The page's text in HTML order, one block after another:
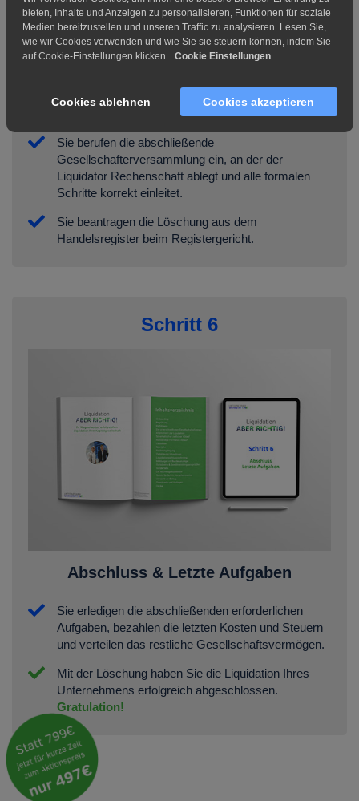
Löschung
Sie berufen die abschließende
Gesellschafterversammlung ein, an der der
Liquidator Rechenschaft ablegt und alle formalen
Schritte korrekt einleitet.
Sie beantragen die Löschung aus dem
Handelsregister beim Registergericht.
Schritt 6
Abschluss & Letzte Aufgaben
Sie erledigen die abschließenden erforderlichen
Aufgaben, bezahlen die letzten Kosten und Steuern
und verteilen das restliche Gesellschaftsvermögen.
Mit der Löschung haben Sie die Liquidation Ihres
Unternehmens erfolgreich abgeschlossen.
Gratulation!
bieten, Inhalte und Anzeigen zu personalisieren, Funktionen für soziale
Medien bereitzustellen und unseren Traffic zu analysieren. Lesen Sie,
wie wir Cookies verwenden und wie Sie sie steuern können, indem Sie
auf Cookie-Einstellungen klicken. Cookie Einstellungen
Cookies ablehnen Cookies akzeptieren